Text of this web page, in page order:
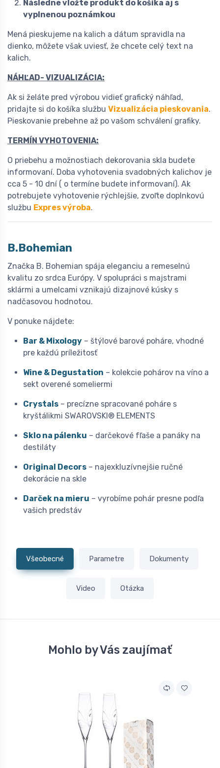
Následne vložte produkt do košíka aj s
vyplnenou poznámkou
Mená pieskujeme na kalich a dátum spravidla na
dienko, môžete však uviesť, že chcete celý text na
kalich.
NÁHĽAD- VIZUALIZÁCIA:
Ak si želáte pred výrobou vidieť grafický náhľad,
pridajte si do košíka službu Vizualizácia pieskovania.
Pieskovanie prebehne až po vašom schválení grafiky.
TERMÍN VYHOTOVENIA:
O priebehu a možnostiach dekorovania skla budete
informovaní. Doba vyhotovenia svadobných kalichov je
cca 5 - 10 dní ( o termíne budete informovaní). Ak
potrebujete vyhotovenie rýchlejšie, zvoľte doplnkovú
službu Expres výroba.
B.Bohemian
Značka B. Bohemian spája eleganciu a remeselnú
kvalitu zo srdca Európy. V spolupráci s majstrami
sklármi a umelcami vznikajú dizajnové kúsky s
nadčasovou hodnotou.
V ponuke nájdete:
Bar & Mixology – štýlové barové poháre, vhodné
pre každú príležitosť
Wine & Degustation – kolekcie pohárov na víno a
sekt overené someliermi
Crystals – precízne spracované poháre s
kryštálikmi SWAROVSKI® ELEMENTS
Sklo na pálenku – darčekové fľaše a panáky na
destiláty
Original Decors – najexkluzívnejšie ručné
dekorácie na skle
Darček na mieru – vyrobíme pohár presne podľa
vašich predstáv
Všeobecné Parametre Dokumenty
Video Otázka
Mohlo by Vás zaujímať